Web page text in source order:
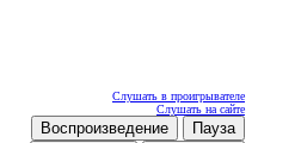
Слушать в проигрывателе
Слушать на сайте
Воспроизведение
Пауза